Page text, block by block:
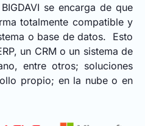
se encarga de que
totalmente compatible y
o base de datos. Esto
un CRM o un sistema de
entre otros; soluciones
propio; en la nube o en